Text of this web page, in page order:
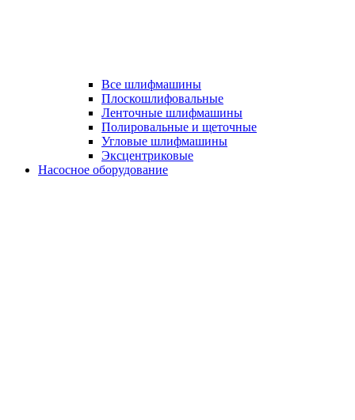
Все шлифмашины
Плоскошлифовальные
Ленточные шлифмашины
Полировальные и щеточные
Угловые шлифмашины
Эксцентриковые
Насосное оборудование